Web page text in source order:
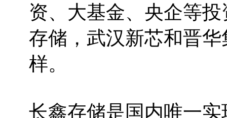
资、大基金、央企等
存储，武汉新芯和晋
样。
长鑫存储是国内唯一